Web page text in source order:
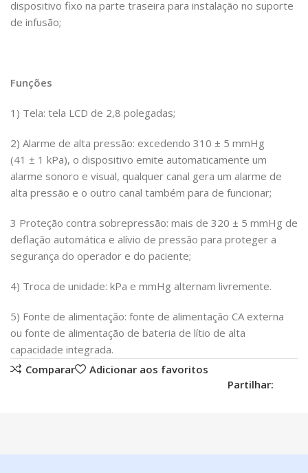
dispositivo fixo na parte traseira para instalação no suporte
de infusão;
Funções
1) Tela: tela LCD de 2,8 polegadas;
2) Alarme de alta pressão: excedendo 310 ± 5 mmHg
(41 ± 1 kPa), o dispositivo emite automaticamente um
alarme sonoro e visual, qualquer canal gera um alarme de
alta pressão e o outro canal também para de funcionar;
3 Proteção contra sobrepressão: mais de 320 ± 5 mmHg de
deflação automática e alívio de pressão para proteger a
segurança do operador e do paciente;
4) Troca de unidade: kPa e mmHg alternam livremente.
5) Fonte de alimentação: fonte de alimentação CA externa
ou fonte de alimentação de bateria de lítio de alta
capacidade integrada.
Comparar
Adicionar aos favoritos
Partilhar: